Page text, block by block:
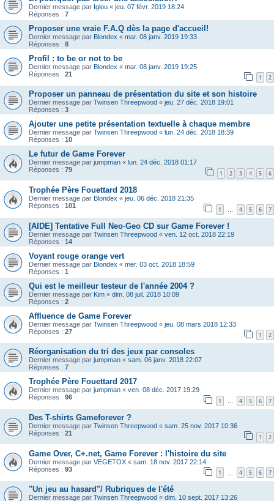
Dernier message par Iglou « jeu. 07 févr. 2019 18:24
Réponses : 7
Proposer une vraie F.A.Q dès la page d'accueil!
Dernier message par Blondex « mar. 08 janv. 2019 19:33
Réponses : 8
Profil : to be or not to be
Dernier message par Blondex « mar. 08 janv. 2019 19:25
Réponses : 21 1 2
Proposer un panneau de présentation du site et son histoire
Dernier message par Twinsen Threepwood « jeu. 27 déc. 2018 19:01
Réponses : 3
Ajouter une petite présentation textuelle à chaque membre
Dernier message par Twinsen Threepwood « lun. 24 déc. 2018 18:39
Réponses : 10
Le futur de Game Forever
Dernier message par jumpman « lun. 24 déc. 2018 01:17
Réponses : 79 1 2 3 4 5 6
Trophée Père Fouettard 2018
Dernier message par Blondex « jeu. 06 déc. 2018 21:35
Réponses : 101 1 … 4 5 6 7
[AIDE] Tentative Full Neo·Geo CD sur Game Forever !
Dernier message par Twinsen Threepwood « ven. 12 oct. 2018 22:19
Réponses : 14
Voyant rouge orange vert
Dernier message par Blondex « mer. 03 oct. 2018 18:59
Réponses : 1
Qui est le meilleur testeur de l'année 2004 ?
Dernier message par Kim « dim. 08 juil. 2018 10:09
Réponses : 2
Affluence de Game Forever
Dernier message par Twinsen Threepwood « jeu. 08 mars 2018 12:33
Réponses : 27 1 2
Réorganisation du tri des jeux par consoles
Dernier message par jumpman « sam. 06 janv. 2018 22:07
Réponses : 7
Trophée Père Fouettard 2017
Dernier message par jumpman « ven. 08 déc. 2017 19:29
Réponses : 96 1 … 4 5 6 7
Des T-shirts Gameforever ?
Dernier message par Twinsen Threepwood « sam. 25 nov. 2017 10:36
Réponses : 21 1 2
Game Over, C+.net, Game Forever : l'histoire du site
Dernier message par VEGETOX « sam. 18 nov. 2017 22:14
Réponses : 93 1 4 5 6 7
"Un jeu au hasard"/ Rubriques de l'été
Dernier message par Twinsen Threepwood « dim. 10 sept. 2017 13:26